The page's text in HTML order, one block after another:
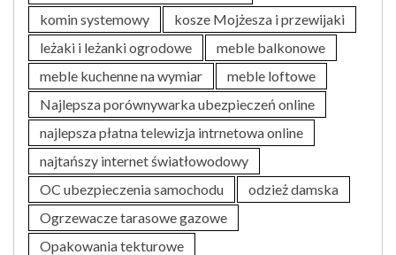
komin systemowy
kosze Mojżesza i przewijaki
leżaki i leżanki ogrodowe
meble balkonowe
meble kuchenne na wymiar
meble loftowe
Najlepsza porównywarka ubezpieczeń online
najlepsza płatna telewizja intrnetowa online
najtańszy internet światłowodowy
OC ubezpieczenia samochodu
odzież damska
Ogrzewacze tarasowe gazowe
Opakowania tekturowe